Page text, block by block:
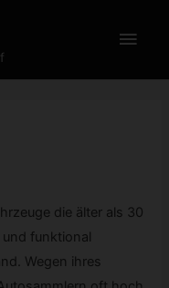
die älter als 30
funktional
Wegen ihres